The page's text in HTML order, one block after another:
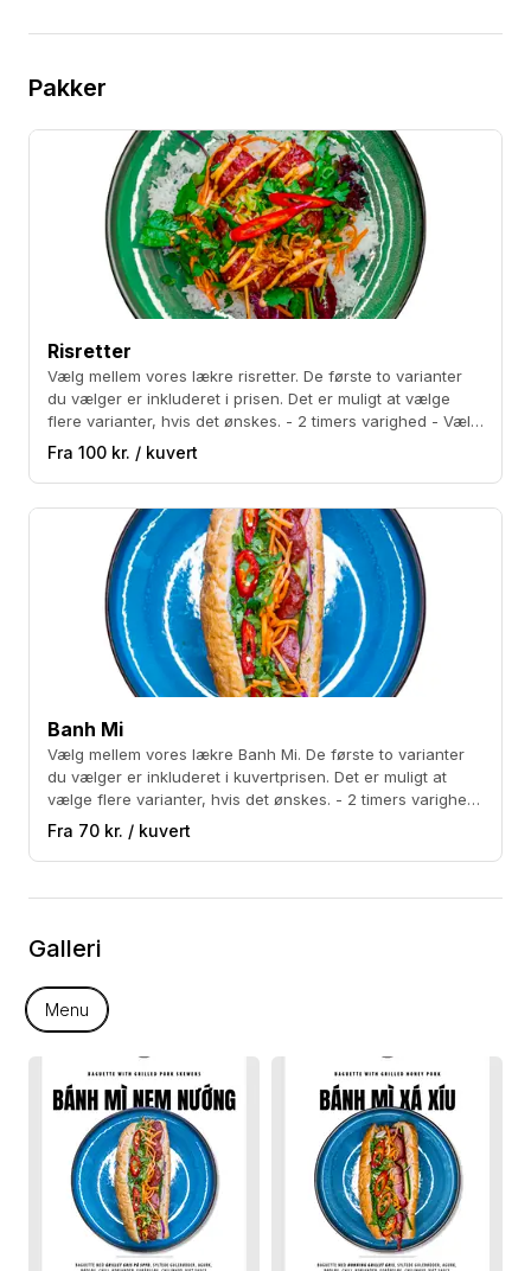
Pakker
Risretter
Vælg mellem vores lækre risretter. De første to varianter
du vælger er inkluderet i prisen. Det er muligt at vælge
flere varianter, hvis det ønskes. - 2 timers varighed - Vælg
op til to varianter
Fra 100 kr. / kuvert
Banh Mi
Vælg mellem vores lækre Banh Mi. De første to varianter
du vælger er inkluderet i kuvertprisen. Det er muligt at
vælge flere varianter, hvis det ønskes. - 2 timers varighed
- Vælg op til to varianter
Fra 70 kr. / kuvert
Galleri
Menu